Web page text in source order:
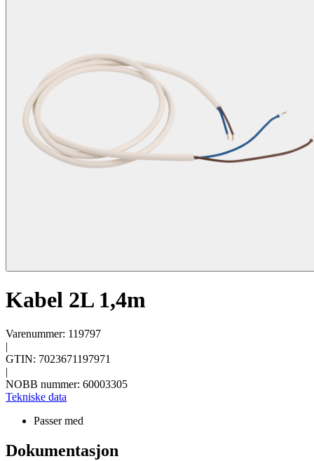
Kabel 2L 1,4m
Varenummer: 119797
|
GTIN: 7023671197971
|
NOBB nummer: 60003305
Tekniske data
Passer med
Dokumentasjon